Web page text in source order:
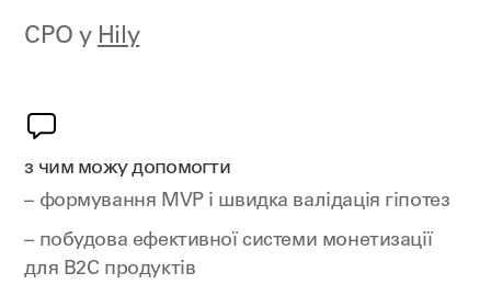
CPO у Hily
з чим можу допомогти
– формування MVP і швидка валідація гіпотез
– побудова ефективної системи монетизації
для B2C продуктів